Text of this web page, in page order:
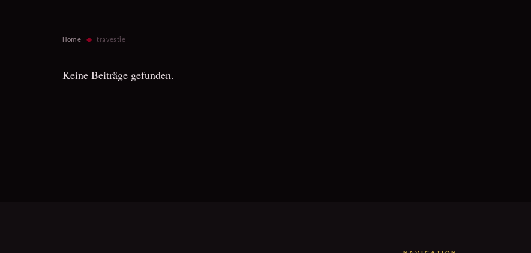
Home ◆ travestie
Keine Beiträge gefunden.